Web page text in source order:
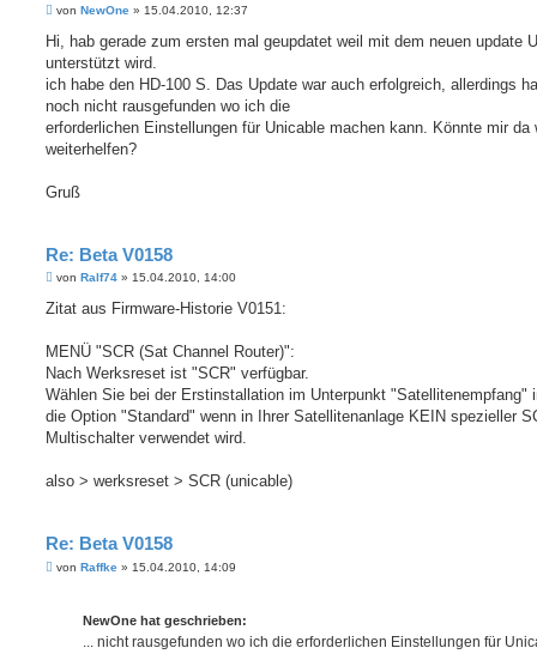
B
i
r
a
von NewOne » 15.04.2010, 12:37
Hi, hab gerade zum ersten mal geupdatet weil mit dem neuen update
unterstützt wird.
ich habe den HD-100 S. Das Update war auch erfolgreich, allerdings
noch nicht rausgefunden wo ich die
erforderlichen Einstellungen für Unicable machen kann. Könnte mir da
weiterhelfen?
Gruß
Re: Beta V0158
B
i
a
von Ralf74 » 15.04.2010, 14:00
Zitat aus Firmware-Historie V0151:
MENÜ "SCR (Sat Channel Router)":
Nach Werksreset ist "SCR" verfügbar.
Wählen Sie bei der Erstinstallation im Unterpunkt "Satellitenempfang"
die Option "Standard" wenn in Ihrer Satellitenanlage KEIN spezieller
Multischalter verwendet wird.
also > werksreset > SCR (unicable)
Re: Beta V0158
Bvon Raffke » 15.04.2010, 14:09
NewOne hat geschrieben:
... nicht rausgefunden wo ich die erforderlichen Einstellungen für